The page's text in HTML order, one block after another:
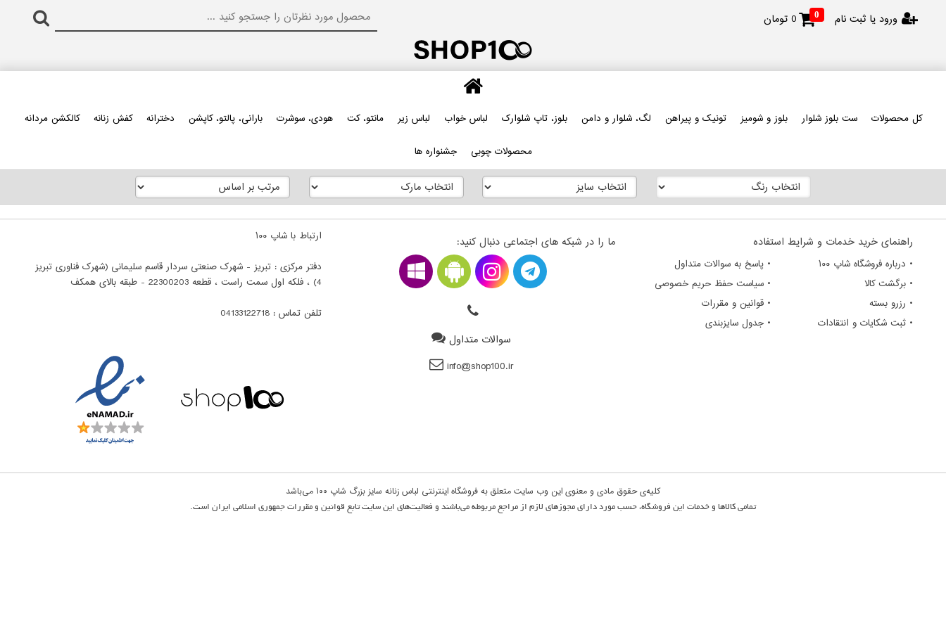
ورود یا ثبت نام 0
0 تومان
کل محصولات ست بلوز شلوار بلوز و شومیز تونیک و پیراهن لگ، شلوار و دامن بلوز، تاپ شلوارک لباس خواب لباس زیر مانتو، کت هودی، سوشرت بارانی، پالتو، کاپشن دخترانه کفش زنانه کالکشن مردانه
محصولات چوبی جشنواره ها
راهنمای خرید خدمات و شرایط استفاده
• درباره فروشگاه شاپ ۱۰۰
• پاسخ به سوالات متداول
• برگشت کالا
• سیاست حفظ حریم خصوصی
• رزرو بسته
• قوانین و مقررات
• ثبت شکایات و انتقادات
• جدول سایزبندی
ما را در شبکه های اجتماعی دنبال کنید:
سوالات متداول
info@shop100.ir
ارتباط با شاپ ۱۰۰
دفتر مرکزی : تبریز - شهرک صنعتی سردار قاسم سلیمانی (شهرک فناوری تبریز
4) ، فلکه اول سمت راست ، قطعه 22300203 - طبقه بالای همکف
تلفن تماس : 04133122718
کلیه‌ی حقوق مادی و معنوی این وب سایت متعلق به فروشگاه اینترنتی لباس زنانه سایز بزرگ شاپ ۱۰۰‌‌ می‌باشد
تمامی كالاها و خدمات این فروشگاه، حسب مورد دارای مجوزهای لازم از مراجع مربوطه می‌باشند و فعالیت‌های این سایت تابع قوانین و مقررات جمهوری اسلامی ایران است.